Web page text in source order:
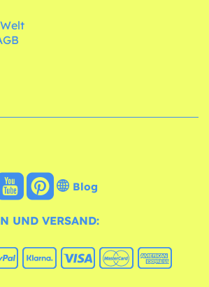
Blog
UND VERSAND: